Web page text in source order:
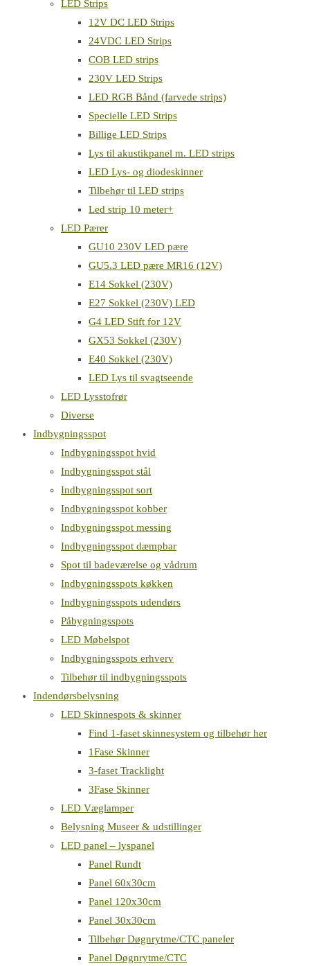
LED Strips
12V DC LED Strips
24VDC LED Strips
COB LED strips
230V LED Strips
LED RGB Bånd (farvede strips)
Specielle LED Strips
Billige LED Strips
Lys til akustikpanel m. LED strips
LED Lys- og diodeskinner
Tilbehør til LED strips
Led strip 10 meter+
LED Pærer
GU10 230V LED pære
GU5.3 LED pære MR16 (12V)
E14 Sokkel (230V)
E27 Sokkel (230V) LED
G4 LED Stift for 12V
GX53 Sokkel (230V)
E40 Sokkel (230V)
LED Lys til svagtseende
LED Lysstofrør
Diverse
Indbygningsspot
Indbygningsspot hvid
Indbygningsspot stål
Indbygningsspot sort
Indbygningsspot kobber
Indbygningsspot messing
Indbygningsspot dæmpbar
Spot til badeværelse og vådrum
Indbygningsspots køkken
Indbygningsspots udendørs
Påbygningsspots
LED Møbelspot
Indbygningsspots erhverv
Tilbehør til indbygningsspots
Indendørsbelysning
LED Skinnespots & skinner
Find 1-faset skinnesystem og tilbehør her
1Fase Skinner
3-faset Tracklight
3Fase Skinner
LED Væglamper
Belysning Museer & udstillinger
LED panel – lyspanel
Panel Rundt
Panel 60x30cm
Panel 120x30cm
Panel 30x30cm
Tilbehør Døgnrytme/CTC paneler
Panel Døgnrytme/CTC